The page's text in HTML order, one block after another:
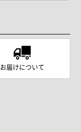
お届けについて